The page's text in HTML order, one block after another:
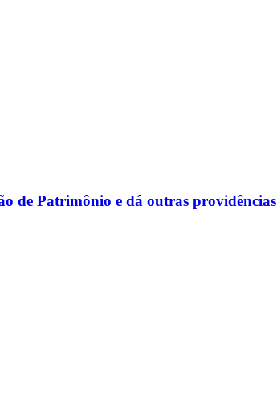
de Patrimônio e dá outras providências